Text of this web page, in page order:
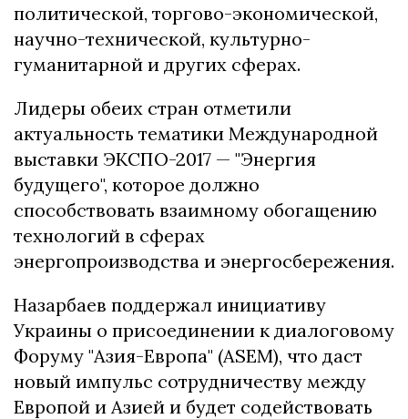
политической, торгово-экономической,
научно-технической, культурно-
гуманитарной и других сферах.
Лидеры обеих стран отметили
актуальность тематики Международной
выставки ЭКСПО-2017 — "Энергия
будущего", которое должно
способствовать взаимному обогащению
технологий в сферах
энергопроизводства и энергосбережения.
Назарбаев поддержал инициативу
Украины о присоединении к диалоговому
Форуму "Азия-Европа" (ASEM), что даст
новый импульс сотрудничеству между
Европой и Азией и будет содействовать